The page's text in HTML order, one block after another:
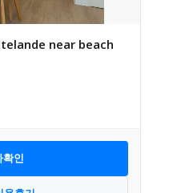
near beach
확인